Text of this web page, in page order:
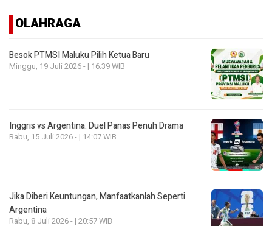
OLAHRAGA
Besok PTMSI Maluku Pilih Ketua Baru
Minggu, 19 Juli 2026 - | 16:39 WIB
Inggris vs Argentina: Duel Panas Penuh Drama
Rabu, 15 Juli 2026 - | 14:07 WIB
Jika Diberi Keuntungan, Manfaatkanlah Seperti
Argentina
Rabu, 8 Juli 2026 - | 20:57 WIB